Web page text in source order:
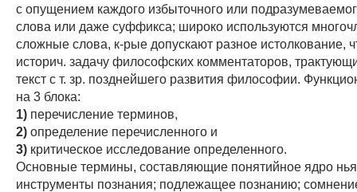
с опущением каждого избыточного или
слова или даже суффикса; широко используются
сложные слова, к-рые допускают разное истолкование,
историч. задачу философских комментаторов,
текст с т. зр. позднейшего развития философии.
на 3 блока:
1) перечисление терминов,
2) определение перечисленного и
3) критическое исследование определенного.
Основные термины, составляющие понятийное ядро
инструменты познания; подлежащее познанию;